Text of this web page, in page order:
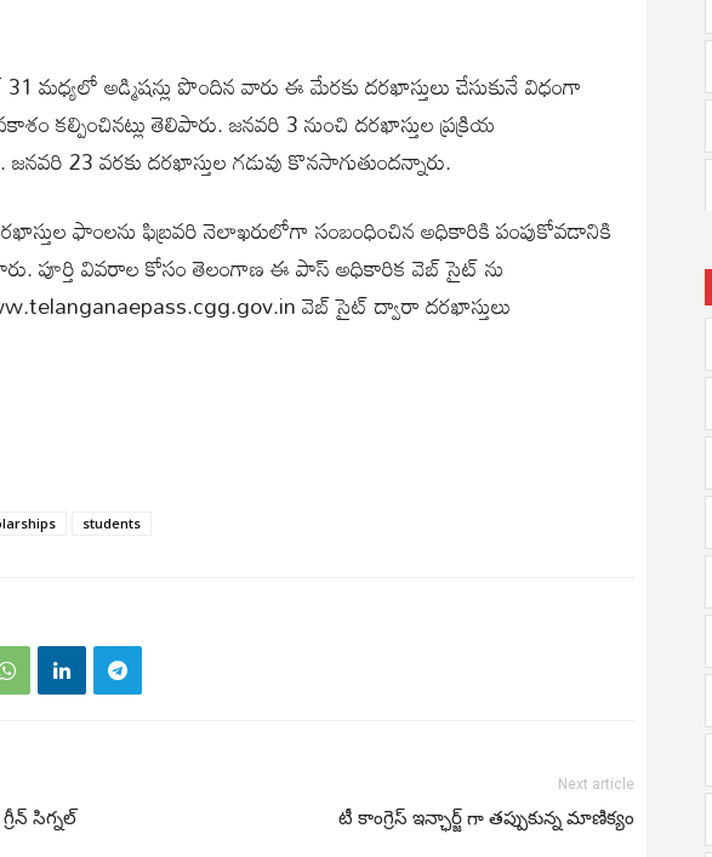
31 మధ్యలో అడ్మిషన్లు పొందిన వారు ఈ మేరకు దరఖాస్తులు చేసుకునే విధంగా
కల్పించినట్లు తెలిపారు. జనవరి 3 నుంచి దరఖాస్తుల ప్రక్రియ
23 వరకు దరఖాస్తుల గడువు కొనసాగుతుందన్నారు.
ఫాంలను ఫిబ్రవరి నెలాఖరులోగా సంబంధించిన అధికారికి పంపుకోవడానికి
పూర్తి వివరాల కోసం తెలంగాణ ఈ పాస్ అధికారిక వెబ్ సైట్ ను
వెబ్ సైట్ ద్వారా దరఖాస్తులు
students
సిగ్నల్
Next article
టీ కాంగ్రెస్ ఇన్ఛార్జ్ గా తప్పుకున్న మాణిక్యం